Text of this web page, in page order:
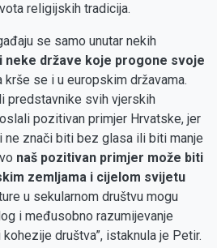
religijskih tradicija.
se samo unutar nekih
neke države koje progone svoje
krše se i u europskim državama.
predstavnike svih vjerskih
pozitivan primjer Hrvatske, jer
ne znači biti bez glasa ili biti manje
naš pozitivan primjer može biti
zemljama i cijelom svijetu
u sekularnom društvu mogu
i međusobno razumijevanje
društva”, istaknula je Petir.